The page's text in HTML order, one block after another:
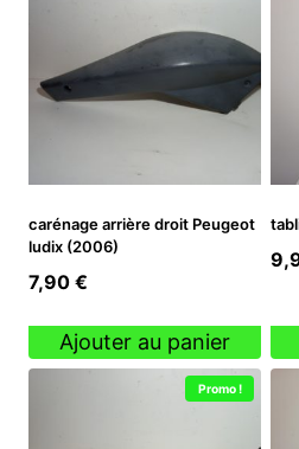
carénage arrière droit Peugeot
ludix (2006)
7,90 €
Ajouter au panier
Promo !